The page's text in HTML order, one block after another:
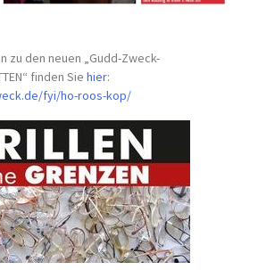
zu den neuen „Gudd-Zweck-
finden Siehier:
fyi/ho-roos-kop/